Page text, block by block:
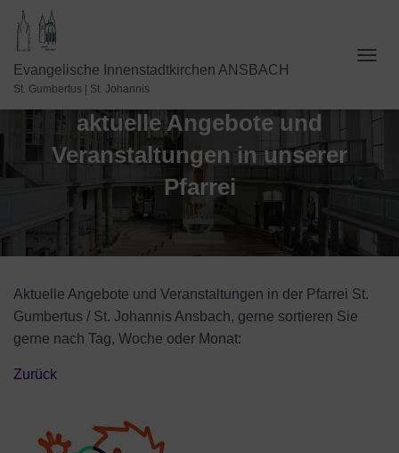
Evangelische Innenstadtkirchen ANSBACH
St. Gumbertus | St. Johannis
M
aktuelle Angebote und
Veranstaltungen in unserer
Pfarrei
Aktuelle Angebote und Veranstaltungen in der Pfarrei St.
Gumbertus / St. Johannis Ansbach, gerne sortieren Sie
gerne nach Tag, Woche oder Monat:
Zurück